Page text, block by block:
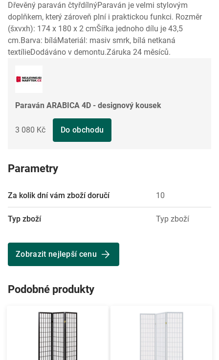
Dřevěný paraván čtyřdílnýParaván je velmi stylovým
doplňkem, který zároveň plní i praktickou funkci. Rozměr
(šxvxh): 174 x 180 x 2 cmŠířka jednoho dílu je 43,5
cm.Barva: bíláMateriál: masiv smrk, bílá netkaná
textílieDodáváno v demontu.Záruka 24 měsíců.
Paraván ARABICA 4D - designový kousek
3 080 Kč Do obchodu
Parametry
Za kolik dní vám zboží doručí 10
Typ zboží Typ zboží
Zobrazit nejlepší cenu
Podobné produkty